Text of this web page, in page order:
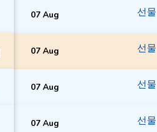
07 Aug 선물
07 Aug 선물
07 Aug 선물
07 Aug 선물